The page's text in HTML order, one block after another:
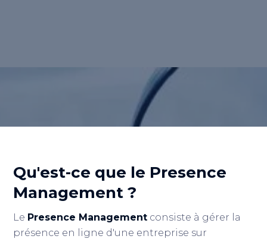
Qu'est-ce que le Presence
Management ?
Le Presence Management consiste à gérer la
présence en ligne d'une entreprise sur